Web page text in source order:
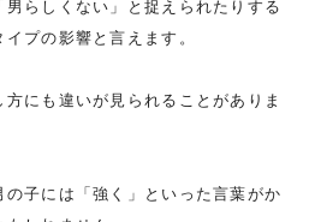
らしくない」と捉えられたりする
プの影響と言えます。
にも違いが見られることがありま
子には「強く」といった言葉がか